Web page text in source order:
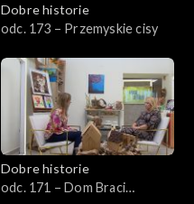
Dobre historie
odc. 173 – Przemyskie cisy
Dobre historie
odc. 171 – Dom Braci